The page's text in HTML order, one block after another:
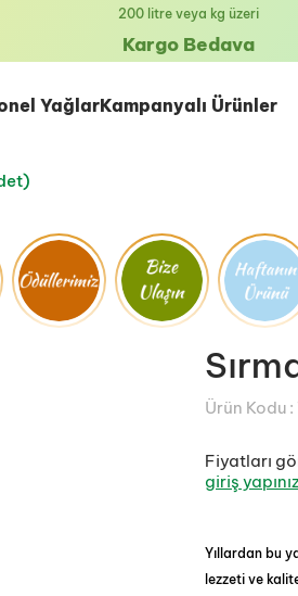
YağlarKampanyalı Ürünler
Ürün Kodu :
Fiyatları
giriş yapınız
Yıllardan bu
lezzeti ve